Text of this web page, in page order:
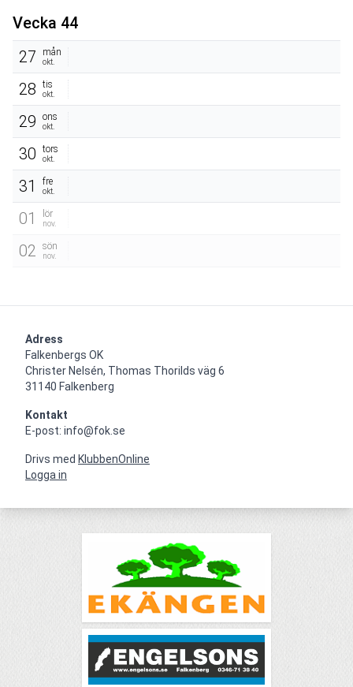
Vecka 44
27
mån
okt.
28 tis
okt.
29 ons
okt.
30 tors
okt.
31 fre
okt.
01 lör
nov.
02 sön
nov.
Adress
Falkenbergs OK
Christer Nelsén, Thomas Thorilds väg 6
31140 Falkenberg
Kontakt
E-post: info@fok.se
Drivs med KlubbenOnline
Logga in